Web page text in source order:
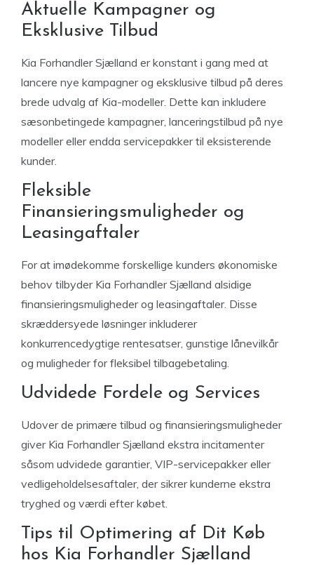
Aktuelle Kampagner og
Eksklusive Tilbud
Kia Forhandler Sjælland er konstant i gang med at
lancere nye kampagner og eksklusive tilbud på deres
brede udvalg af Kia-modeller. Dette kan inkludere
sæsonbetingede kampagner, lanceringstilbud på nye
modeller eller endda servicepakker til eksisterende
kunder.
Fleksible
Finansieringsmuligheder og
Leasingaftaler
For at imødekomme forskellige kunders økonomiske
behov tilbyder Kia Forhandler Sjælland alsidige
finansieringsmuligheder og leasingaftaler. Disse
skræddersyede løsninger inkluderer
konkurrencedygtige rentesatser, gunstige lånevilkår
og muligheder for fleksibel tilbagebetaling.
Udvidede Fordele og Services
Udover de primære tilbud og finansieringsmuligheder
giver Kia Forhandler Sjælland ekstra incitamenter
såsom udvidede garantier, VIP-servicepakker eller
vedligeholdelsesaftaler, der sikrer kunderne ekstra
tryghed og værdi efter købet.
Tips til Optimering af Dit Køb
hos Kia Forhandler Sjælland